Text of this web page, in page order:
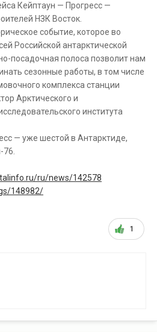
Кейптаун — Прогресс —
НЗК Восток.
событие, которое во
Российской антарктической
посадочная полоса позволит нам
сезонные работы, в том числе
комплекса станции
Арктического и
института
— уже шестой в Антарктиде,
76.
ru/news/142578
148982/
1